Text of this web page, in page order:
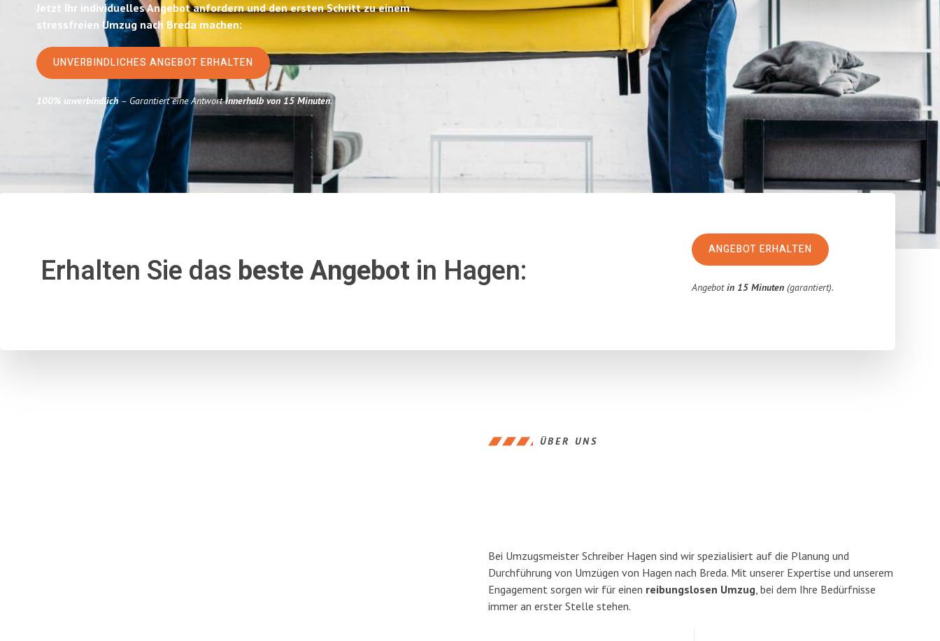
Jetzt Ihr individuelles Angebot anfordern und den ersten Schritt zu einem
stressfreien Umzug nach Breda machen:
UNVERBINDLICHES ANGEBOT ERHALTEN
100% unverbindlich– Garantiert eine Antwortinnerhalb von 15 Minuten.
Erhalten Sie das beste Angebot in Hagen:
ANGEBOT ERHALTEN
Angebotin 15 Minuten (garantiert).
ÜBER UNS
Bei Umzugsmeister Schreiber Hagen sind wir spezialisiert auf die Planung und
Durchführung von Umzügen von Hagen nach Breda. Mit unserer Expertise und unserem
Engagement sorgen wir für einen reibungslosen Umzug, bei dem Ihre Bedürfnisse
immer an erster Stelle stehen.